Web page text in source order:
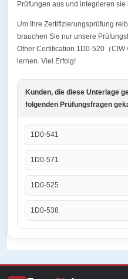
Prüfungen aus und integrieren
Um Ihre Zertifizierungsprüfung
brauchen Sie nur unsere
Other Certification 1D0-520（
lernen. Viel Erfolg!
Kunden, die diese Unterlage
folgenden Prüfungsfragen
1D0-541
1D0-571
1D0-525
1D0-538